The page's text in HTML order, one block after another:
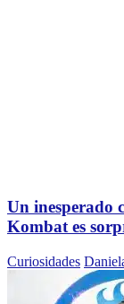
Un inesperado
Kombat es
Curiosidades